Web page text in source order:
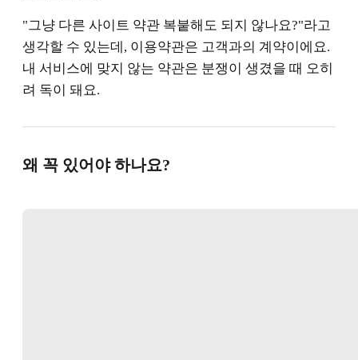
"그냥 다른 사이트 약관 복붙해도 되지 않나요?"라고
생각할 수 있는데, 이용약관은 고객과의 계약이에요.
내 서비스에 맞지 않는 약관은 분쟁이 생겼을 때 오히
려 독이 돼요.
왜 꼭 있어야 하나요?